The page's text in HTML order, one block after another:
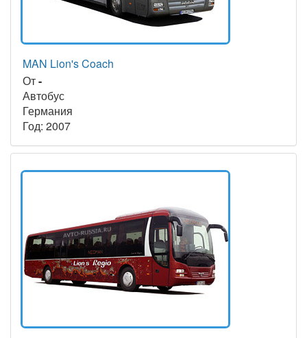
MAN Lion's Coach
От-
Автобус
Германия
Год: 2007